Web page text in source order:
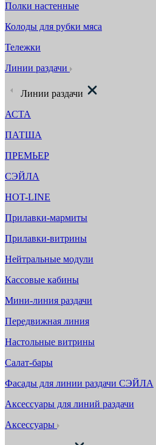
Полки настенные
Колоды для рубки мяса
Тележки
Линии раздачи
Линии раздачи
АСТА
ПАТША
ПРЕМЬЕР
СЭЙЛА
HOT-LINE
Прилавки-мармиты
Прилавки-витрины
Нейтральные модули
Кассовые кабины
Мини-линия раздачи
Передвижная линия
Настольные витрины
Салат-бары
Фасады для линии раздачи СЭЙЛА
Аксессуары для линий раздачи
Аксессуары